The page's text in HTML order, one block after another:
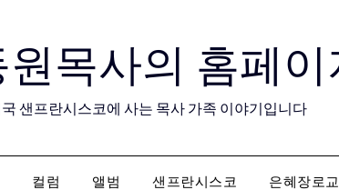
원목사의 홈페이
샌프란시스코에 사는 목사 가족 이야기입니다
컬럼 앨범 샌프란시스코 은혜장로